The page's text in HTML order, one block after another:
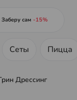
Заберу сам -15%
Сеты Пицца
Дрессинг